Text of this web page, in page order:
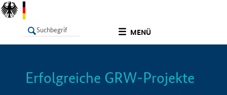
MENÜ
LISTE Info
Erfolgreiche GRW-Projekte